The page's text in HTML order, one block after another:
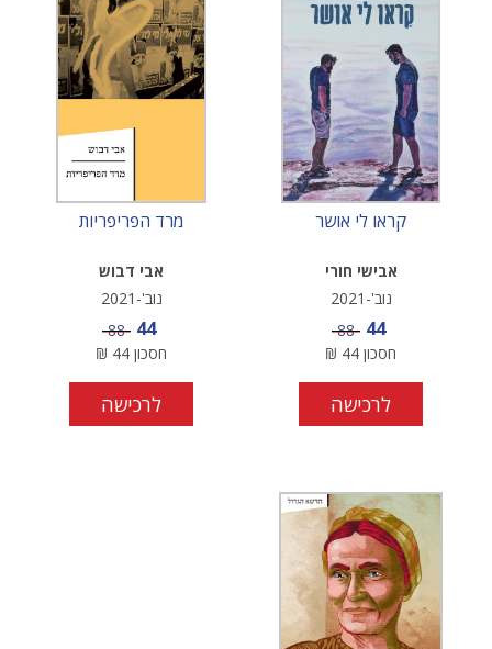
קראו לי אושר
אבישי חורי
נוב'-2021
מחיר מבצע
44 מחיר
88
חסכון 44
₪
לרכישה
מרד הפריפריות
אבי דבוש
נוב'-2021
מחיר מבצע
44 מחיר
88
חסכון 44
₪
לרכישה